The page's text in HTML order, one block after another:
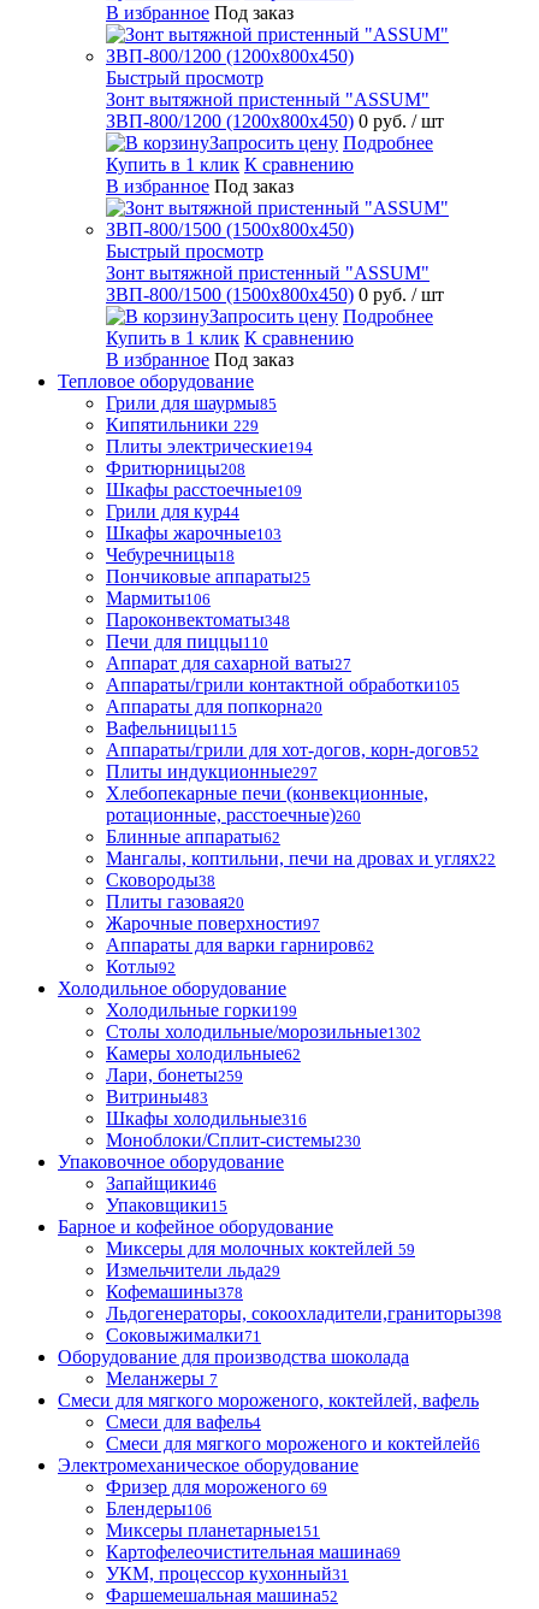
В избранное Под заказ
Быстрый просмотр
Зонт вытяжной пристенный "ASSUM"
ЗВП-800/1200 (1200х800х450) 0 руб. / шт
Запросить цену Подробнее
Купить в 1 клик К сравнению
В избранное Под заказ
Быстрый просмотр
Зонт вытяжной пристенный "ASSUM"
ЗВП-800/1500 (1500х800х450) 0 руб. / шт
Запросить цену Подробнее
Купить в 1 клик К сравнению
В избранное Под заказ
Тепловое оборудование
Грили для шаурмы85
Кипятильники 229
Плиты электрические194
Фритюрницы208
Шкафы расстоечные109
Грили для кур44
Шкафы жарочные103
Чебуречницы18
Пончиковые аппараты25
Мармиты106
Пароконвектоматы348
Печи для пиццы110
Аппарат для сахарной ваты27
Аппараты/грили контактной обработки105
Аппараты для попкорна20
Вафельницы115
Аппараты/грили для хот-догов, корн-догов52
Плиты индукционные297
Хлебопекарные печи (конвекционные,
ротационные, расстоечные)260
Блинные аппараты62
Мангалы, коптильни, печи на дровах и углях22
Сковороды38
Плиты газовая20
Жарочные поверхности97
Аппараты для варки гарниров62
Котлы92
Холодильное оборудование
Холодильные горки199
Столы холодильные/морозильные1302
Камеры холодильные62
Лари, бонеты259
Витрины483
Шкафы холодильные316
Моноблоки/Сплит-системы230
Упаковочное оборудование
Запайщики46
Упаковщики15
Барное и кофейное оборудование
Миксеры для молочных коктейлей 59
Измельчители льда29
Кофемашины378
Льдогенераторы, сокоохладители,граниторы398
Соковыжималки71
Оборудование для производства шоколада
Меланжеры 7
Смеси для мягкого мороженого, коктейлей, вафель
Смеси для вафель4
Смеси для мягкого мороженого и коктейлей6
Электромеханическое оборудование
Фризер для мороженого 69
Блендеры106
Миксеры планетарные151
Картофелеочистительная машина69
УКМ, процессор кухонный31
Фаршемешальная машина52